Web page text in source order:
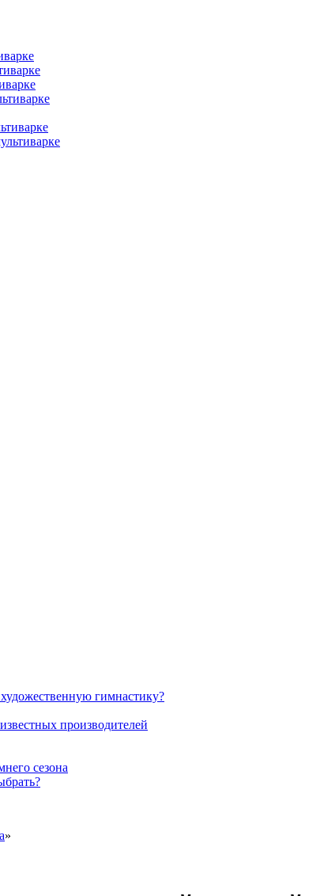
гимнастику?
производителей
сезона
»